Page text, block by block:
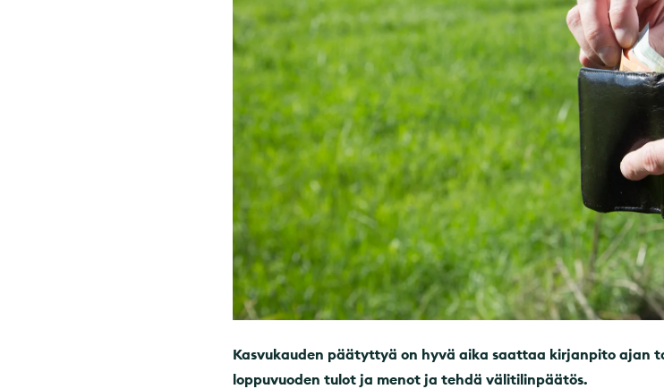
Kasvukauden päätyttyä on hyvä aika saattaa kirjanpito ajan
loppuvuoden tulot ja menot ja tehdä välitilinpäätös.